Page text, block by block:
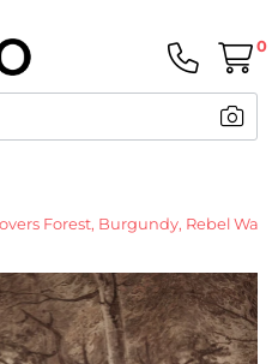
0
Forest, Burgundy, Rebel Walls